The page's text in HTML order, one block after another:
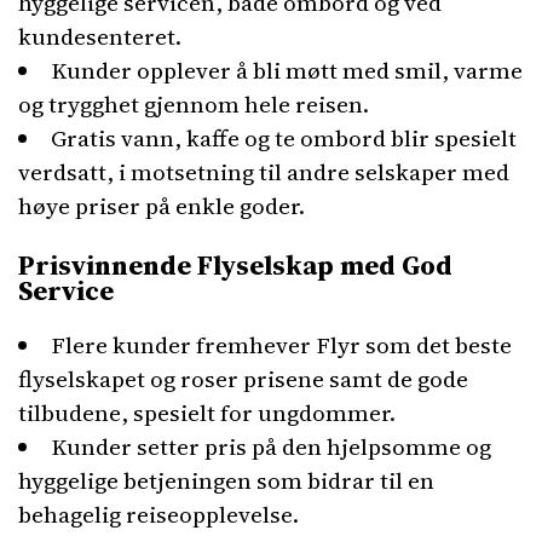
kundesenteret.
Kunder opplever å bli møtt med smil, varme
og trygghet gjennom hele reisen.
Gratis vann, kaffe og te ombord blir spesielt
verdsatt, i motsetning til andre selskaper med
høye priser på enkle goder.
Prisvinnende Flyselskap med God
Service
Flere kunder fremhever Flyr som det beste
flyselskapet og roser prisene samt de gode
tilbudene, spesielt for ungdommer.
Kunder setter pris på den hjelpsomme og
hyggelige betjeningen som bidrar til en
behagelig reiseopplevelse.